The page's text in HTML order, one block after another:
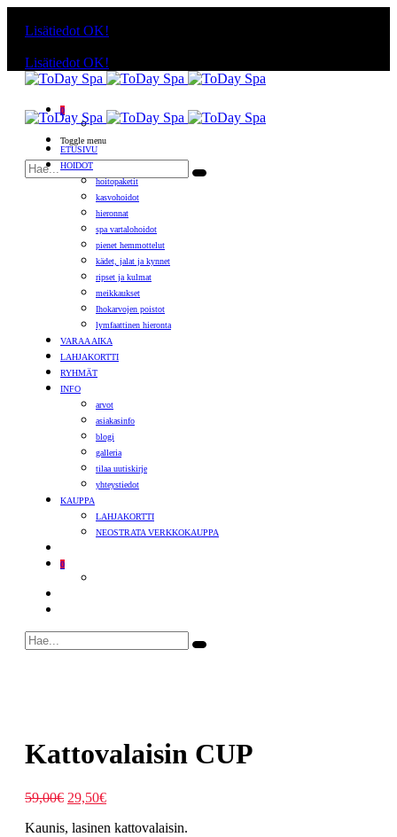
Lisätiedot OK!
Lisätiedot OK!
0
Toggle menu
ETUSIVU
HOIDOT
hoitopaketit
kasvohoidot
hieronnat
spa vartalohoidot
pienet hemmottelut
kädet, jalat ja kynnet
ripset ja kulmat
meikkaukset
Ihokarvojen poistot
lymfaattinen hieronta
VARAA AIKA
LAHJAKORTTI
RYHMÄT
INFO
arvot
asiakasinfo
blogi
galleria
tilaa uutiskirje
yhteystiedot
KAUPPA
LAHJAKORTTI
NEOSTRATA VERKKOKAUPPA
0
Kattovalaisin CUP
59,00€ Alkuperäinen
oli:
29,50€Nykyinen
on:
Kaunis, lasinen kattovalaisin.